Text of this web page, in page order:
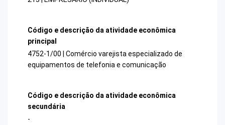
Código e descrição da atividade econômica
principal
4752-1/00 | Comércio varejista especializado de
equipamentos de telefonia e comunicação
Código e descrição da atividade econômica
secundária
-